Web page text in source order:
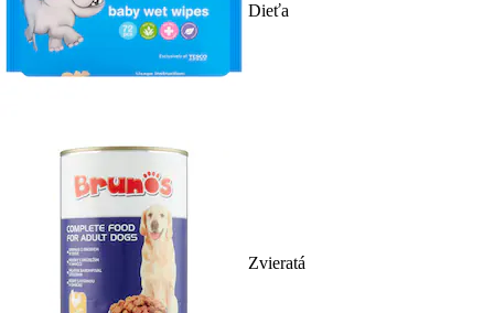
Dieťa
Zvieratá